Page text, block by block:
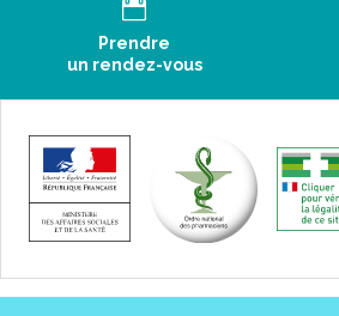
Prendre
un rendez-vous